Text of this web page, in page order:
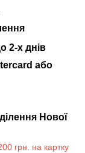
2-х днів
або
Нової
грн. на картку